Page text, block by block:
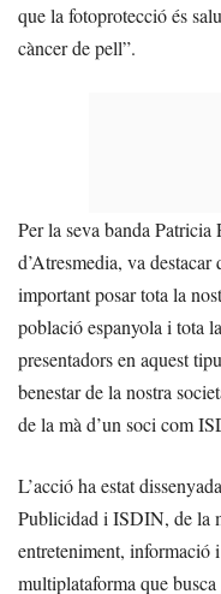
que la fotoprotecció és
càncer de pell”.
Per la seva banda
d’Atresmedia, va
important posar tota la
població espanyola i tota
presentadors en aquest
benestar de la nostra
de la mà d’un soci com
L’acció ha estat
Publicidad i ISDIN, de la
entreteniment, informació
multiplataforma que